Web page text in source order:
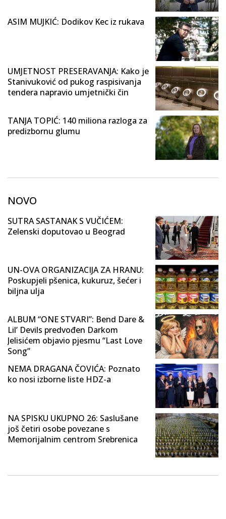
ASIM MUJKIĆ: Dodikov Kec iz rukava
UMJETNOST PRESERAVANJA: Kako je
Stanivuković od pukog raspisivanja
tendera napravio umjetnički čin
TANJA TOPIĆ: 140 miliona razloga za
predizbornu glumu
NOVO
SUTRA SASTANAK S VUČIĆEM:
Zelenski doputovao u Beograd
UN-OVA ORGANIZACIJA ZA HRANU:
Poskupjeli pšenica, kukuruz, šećer i
biljna ulja
ALBUM “ONE STVARI”: Bend Dare &
Lil’ Devils predvođen Darkom
Jelisićem objavio pjesmu “Last Love
Song”
NEMA DRAGANA ČOVIĆA: Poznato
ko nosi izborne liste HDZ-a
NA SPISKU UKUPNO 26: Saslušane
još četiri osobe povezane s
Memorijalnim centrom Srebrenica